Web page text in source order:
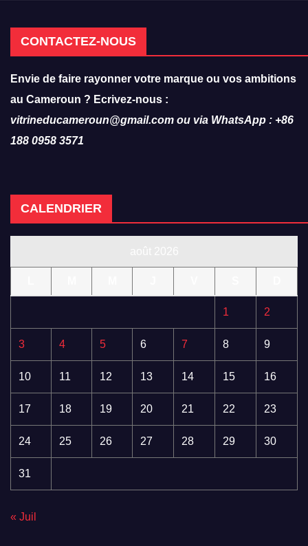
CONTACTEZ-NOUS
Envie de faire rayonner votre marque ou vos ambitions
au Cameroun ? Ecrivez-nous :
vitrineducameroun@gmail.com ou via WhatsApp : +86
188 0958 3571
CALENDRIER
1 2
3 4 5 6 7 8 9
10 11 12 13 14 15 16
17 18 19 20 21 22 23
24 25 26 27 28 29 30
31
« Juil